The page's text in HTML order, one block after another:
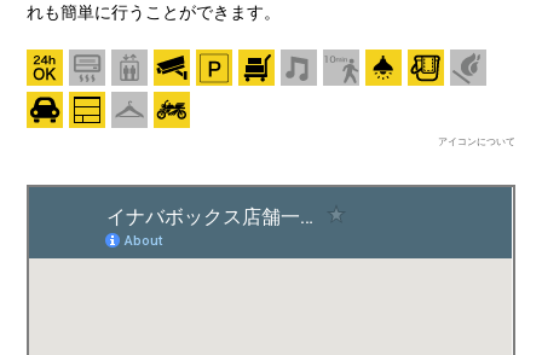
れも簡単に行うことができます。
アイコンについて